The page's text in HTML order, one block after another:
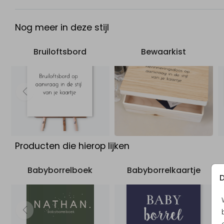
Nog meer in deze stijl
Bruiloftsbord Bewaarkist
Producten die hierop lijken
Babyborrelboek Babyborrelkaartje